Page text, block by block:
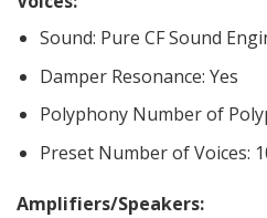
Sound: Pure CF Sound
Damper Resonance: Yes
Polyphony Number of
Preset Number of Voices:
Amplifiers/Speakers: